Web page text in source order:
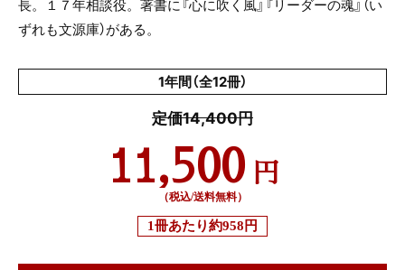
長。１７年相談役。著書に『心に吹く風』『リーダーの魂』（い
ずれも文源庫）がある。
1年間（全12冊）
定価14,400円
11,500 円
（税込/送料無料）
1冊あたり約958円